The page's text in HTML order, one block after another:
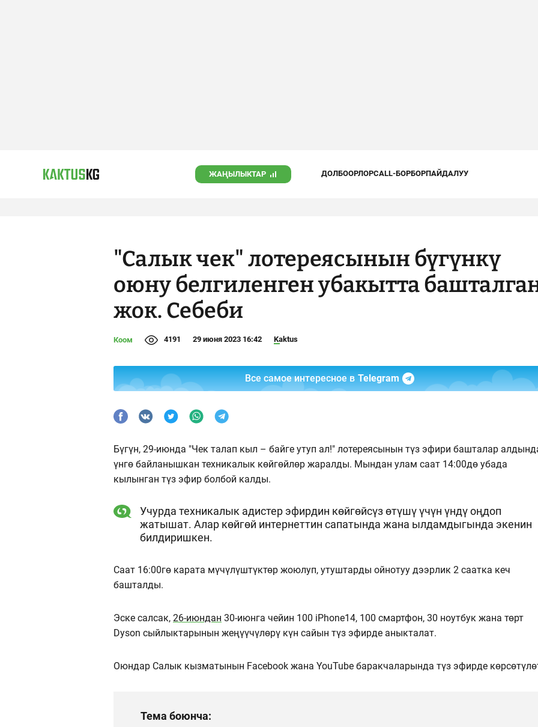
ЖАҢЫЛЫКТАР ДОЛБООРЛОРCALL-БОРБОРПАЙДАЛУУ
"Салык чек" лотереясынын бүгүнкү
оюну белгиленген убакытта
жок. Себеби
Коом 4191 29 июня 2023 16:42 Kaktus
Все самое интересное в Telegram
Бүгүн, 29-июнда "Чек талап кыл – байге утуп ал!" лотереясынын түз эфири башталар
үнгө байланышкан техникалык көйгөйлөр жаралды. Мындан улам саат 14:00дө убада
кылынган түз эфир болбой калды.
Учурда техникалык адистер эфирдин көйгөйсүз өтүшү үчүн үндү оңдоп
жатышат. Алар көйгөй интернеттин сапатында жана ылдамдыгында экенин
билдиришкен.
Саат 16:00гө карата мүчүлүштүктөр жоюлуп, утуштарды ойнотуу дээрлик 2 саатка кеч
башталды.
Эске салсак, 26-июндан 30-июнга чейин 100 iPhone14, 100 смартфон, 30 ноутбук жана төрт
Dyson сыйлыктарынын жеңүүчүлөрү күн сайын түз эфирде аныкталат.
Оюндар Салык кызматынын Facebook жана YouTube баракчаларында түз эфирде
Тема боюнча: